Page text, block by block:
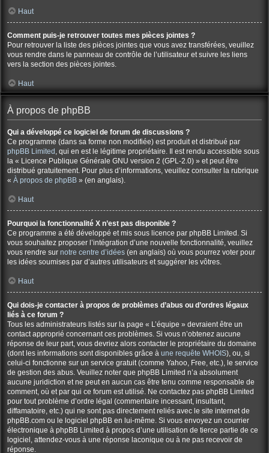
Haut
Comment puis-je retrouver toutes mes pièces jointes ?
Pour retrouver la liste des pièces jointes que vous avez transférées, veuillez
vous rendre dans le panneau de contrôle de l’utilisateur et suivre les liens
vers la section des pièces jointes.
Haut
À propos de phpBB
Qui a développé ce logiciel de forum de discussions ?
Ce programme (dans sa forme non modifiée) est produit et distribué par
phpBB Limited , qui en est le légitime propriétaire. Il est rendu accessible sous
la « Licence Publique Générale GNU version 2 (GPL-2.0) » et peut être
distribué gratuitement. Pour plus d’informations, veuillez consulter la rubrique
« À propos de phpBB » (en anglais).
Haut
Pourquoi la fonctionnalité X n’est pas disponible ?
Ce programme a été développé et mis sous licence par phpBB Limited. Si
vous souhaitez proposer l’intégration d’une nouvelle fonctionnalité, veuillez
vous rendre sur notre centre d’idées (en anglais) où vous pourrez voter pour
les idées soumises par d’autres utilisateurs et suggérer les vôtres.
Haut
Qui dois-je contacter à propos de problèmes d’abus ou d’ordres légaux
liés à ce forum ?
Tous les administrateurs listés sur la page « L’équipe » devraient être un
contact approprié concernant ces problèmes. Si vous n’obtenez aucune
réponse de leur part, vous devriez alors contacter le propriétaire du domaine
(dont les informations sont disponibles grâce à une requête WHOIS), ou, si
celui-ci fonctionne sur un service gratuit (comme Yahoo, Free, etc.), le service
de gestion des abus. Veuillez noter que phpBB Limited n’a absolument
aucune juridiction et ne peut en aucun cas être tenu comme responsable de
comment, où et par qui ce forum est utilisé. Ne contactez pas phpBB Limited
pour tout problème d’ordre légal (commentaire incessant, insultant,
diffamatoire, etc.) qui ne sont pas directement reliés avec le site internet de
phpBB.com ou le logiciel phpBB en lui-même. Si vous envoyez un courrier
électronique à phpBB Limited à propos d’une utilisation de tierce partie de ce
logiciel, attendez-vous à une réponse laconique ou à ne pas recevoir de
réponse.